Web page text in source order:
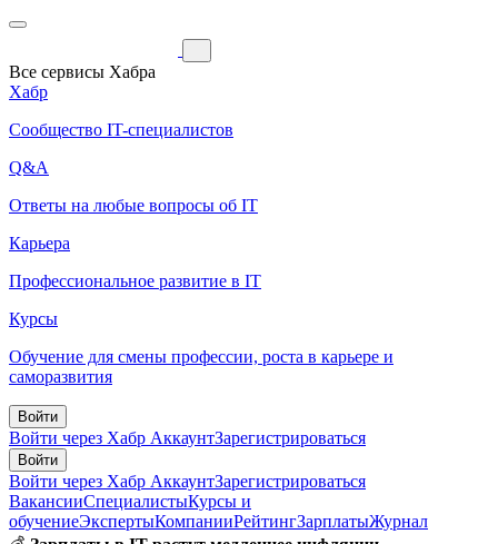
Все сервисы Хабра
Хабр
Сообщество IT-специалистов
Q&A
Ответы на любые вопросы об IT
Карьера
Профессиональное развитие в IT
Курсы
Обучение для смены профессии, роста в карьере и
саморазвития
Войти
Войти через Хабр АккаунтЗарегистрироваться
Войти
Войти через Хабр АккаунтЗарегистрироваться
ВакансииСпециалистыКурсы и
обучениеЭкспертыКомпанииРейтингЗарплатыЖурнал